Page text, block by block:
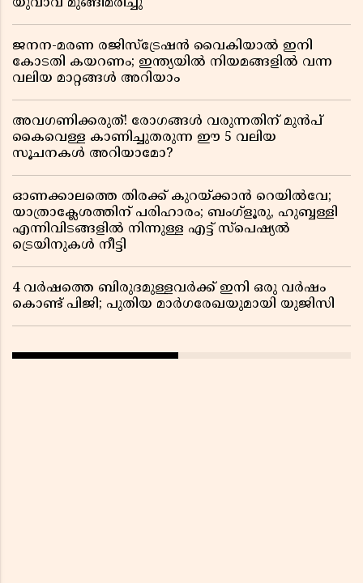
യുവാവ് മുങ്ങിമരിച്ചു
ജനന-മരണ രജിസ്ട്രേഷൻ വൈകിയാൽ ഇനി
കോടതി കയറണം; ഇന്ത്യയിൽ നിയമങ്ങളിൽ വന്ന
വലിയ മാറ്റങ്ങൾ അറിയാം
അവഗണിക്കരുത്! രോഗങ്ങൾ വരുന്നതിന് മുൻപ്
കൈവെള്ള കാണിച്ചുതരുന്ന ഈ 5 വലിയ
സൂചനകൾ അറിയാമോ?
ഓണക്കാലത്തെ തിരക്ക് കുറയ്ക്കാൻ റെയിൽവേ;
യാത്രാക്ലേശത്തിന് പരിഹാരം; ബംഗ്ളൂരു, ഹുബ്ബള്ളി
എന്നിവിടങ്ങളിൽ നിന്നുള്ള എട്ട് സ്പെഷ്യൽ
ട്രെയിനുകൾ നീട്ടി
4 വർഷത്തെ ബിരുദമുള്ളവർക്ക് ഇനി ഒരു വർഷം
കൊണ്ട് പിജി; പുതിയ മാർഗരേഖയുമായി യുജിസി